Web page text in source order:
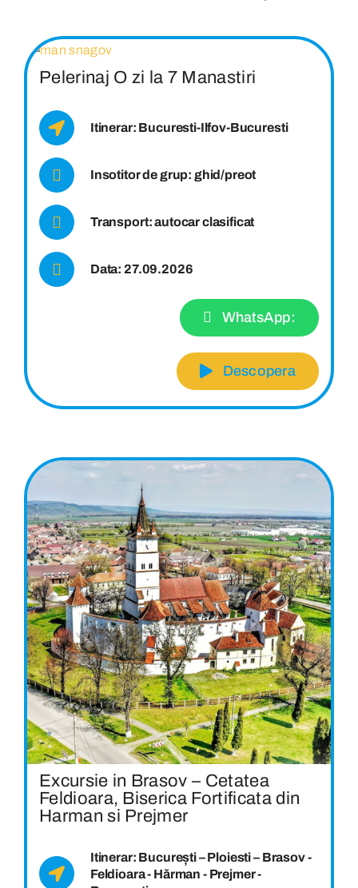
Pelerinaj O zi la 7 Manastiri
Itinerar: Bucuresti-Ilfov-Bucuresti
Insotitor de grup: ghid/preot
Transport: autocar clasificat
Data: 27.09.2026
WhatsApp:
Descopera
Excursie in Brasov – Cetatea
Feldioara, Biserica Fortificata din
Harman si Prejmer
Itinerar: București – Ploiesti – Brasov -
Feldioara - Hărman - Prejmer -